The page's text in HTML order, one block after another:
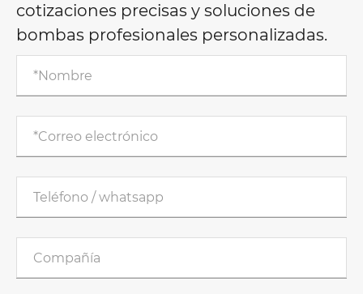
cotizaciones precisas y soluciones de
bombas profesionales personalizadas.